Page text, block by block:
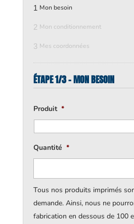
1 Mon besoin
2 Mon conditionnement
3 Mes coordonnées
ÉTAPE 1/3 - MON BESOIN
Produit *
Quantité *
Tous nos produits imprimés
demande. Ainsi, nous ne
fabrication en dessous de 100